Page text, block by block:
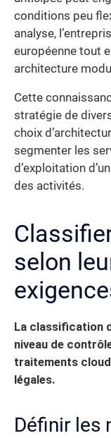
conditions peu
analyse,
européenne tout
architecture
Cette
stratégie de
choix
segmenter les
d’exploitation
des activités.
selon
La classification
niveau de
traitements
légales.
Définir les